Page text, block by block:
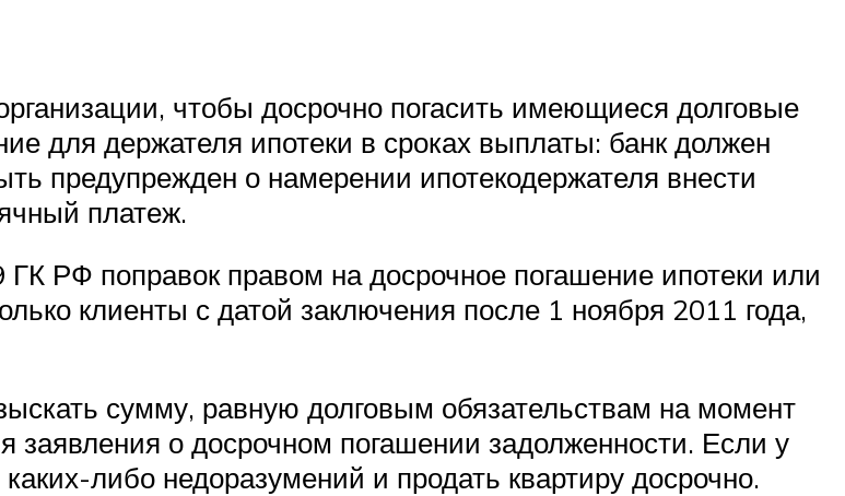
чтобы досрочно погасить имеющиеся долговые
для держателя ипотеки в сроках выплаты: банк должен
предупрежден о намерении ипотекодержателя внести
платеж.
РФ поправок правом на досрочное погашение ипотеки или
клиенты с датой заключения после 1 ноября 2011 года,
сумму, равную долговым обязательствам на момент
заявления о досрочном погашении задолженности. Если у
либо недоразумений и продать квартиру досрочно.